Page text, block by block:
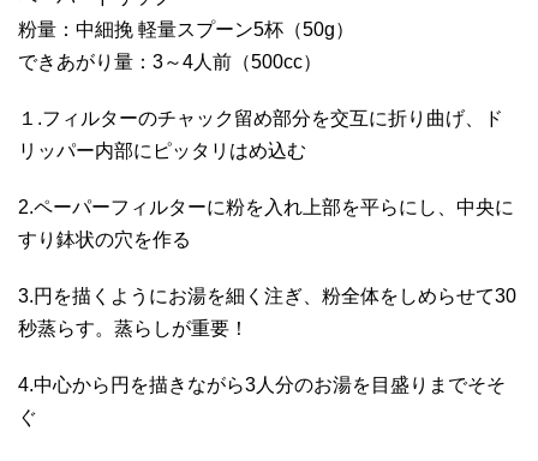
粉量：中細挽 軽量スプーン5杯（50g）
できあがり量：3～4人前（500cc）
１.フィルターのチャック留め部分を交互に折り曲げ、ド
リッパー内部にピッタリはめ込む
2.ペーパーフィルターに粉を入れ上部を平らにし、中央に
すり鉢状の穴を作る
3.円を描くようにお湯を細く注ぎ、粉全体をしめらせて30
秒蒸らす。蒸らしが重要！
4.中心から円を描きながら3人分のお湯を目盛りまでそそ
ぐ